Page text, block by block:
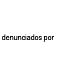
por